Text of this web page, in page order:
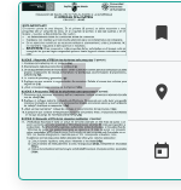



